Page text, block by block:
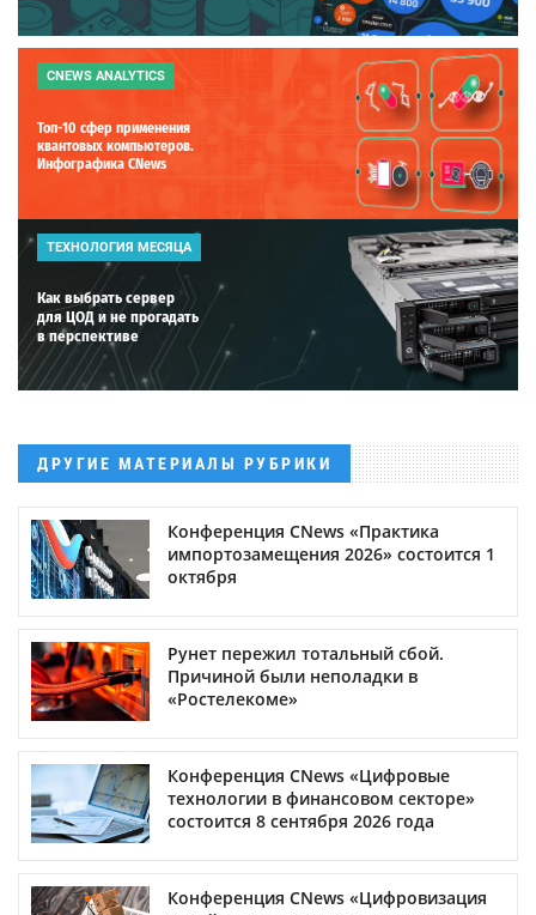
CNEWS ANALYTICS
Топ-10 сфер применения
квантовых компьютеров.
Инфографика CNews
ТЕХНОЛОГИЯ МЕСЯЦА
Как выбрать сервер
для ЦОД и не прогадать
в перспективе
ДРУГИЕ МАТЕРИАЛЫ РУБРИКИ
Конференция CNews «Практика
импортозамещения 2026» состоится 1
октября
Рунет пережил тотальный сбой.
Причиной были неполадки в
«Ростелекоме»
Конференция CNews «Цифровые
технологии в финансовом секторе»
состоится 8 сентября 2026 года
Конференция CNews «Цифровизация